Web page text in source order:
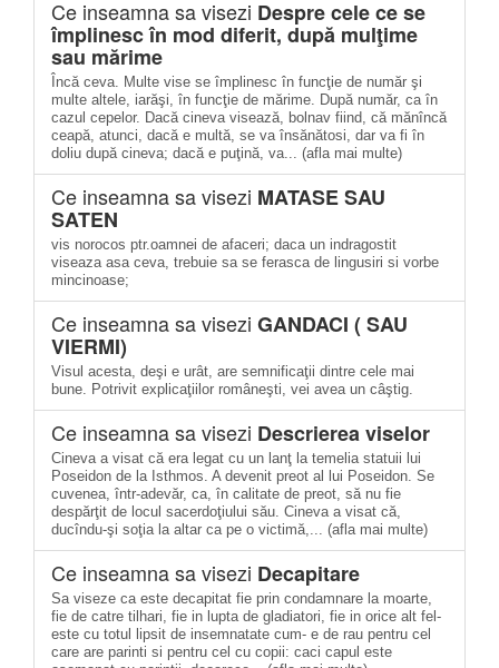
Ce inseamna sa visezi Despre cele ce se
împlinesc în mod diferit, după mulţime
sau mărime
Încă ceva. Multe vise se împlinesc în funcţie de număr şi
multe altele, iarăşi, în funcţie de mărime. După număr, ca în
cazul cepelor. Dacă cineva visează, bolnav fiind, că mănîncă
ceapă, atunci, dacă e multă, se va însănătosi, dar va fi în
doliu după cineva; dacă e puţină, va... (afla mai multe)
Ce inseamna sa visezi MATASE SAU
SATEN
vis norocos ptr.oamnei de afaceri; daca un indragostit
viseaza asa ceva, trebuie sa se ferasca de lingusiri si vorbe
mincinoase;
Ce inseamna sa visezi GANDACI ( SAU
VIERMI)
Visul acesta, deşi e urât, are semnificaţii dintre cele mai
bune. Potrivit explicaţiilor româneşti, vei avea un câştig.
Ce inseamna sa visezi Descrierea viselor
Cineva a visat că era legat cu un lanţ la temelia statuii lui
Poseidon de la Isthmos. A devenit preot al lui Poseidon. Se
cuvenea, într-adevăr, ca, în calitate de preot, să nu fie
despărţit de locul sacerdoţiului său. Cineva a visat că,
ducîndu-şi soţia la altar ca pe o victimă,... (afla mai multe)
Ce inseamna sa visezi Decapitare
Sa viseze ca este decapitat fie prin condamnare la moarte,
fie de catre tilhari, fie in lupta de gladiatori, fie in orice alt fel-
este cu totul lipsit de insemnatate cum- e de rau pentru cel
care are parinti si pentru cel cu copii: caci capul este